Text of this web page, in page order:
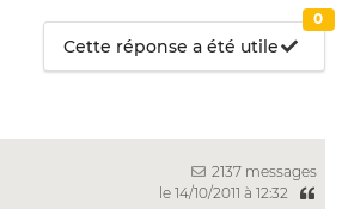
Cette réponse a été utile
0
2137 messages
le 14/10/2011 à 12:32